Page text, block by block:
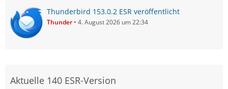
Thunderbird 153.0.2 ESR veröffentlicht
Thunder 4. August 2026 um 22:34
Aktuelle 140 ESR-Version